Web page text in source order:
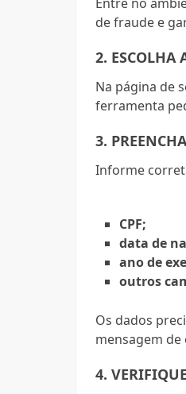
de fraude e
2. ESCOLHA
Na página de
ferramenta
3.
Informe
CPF;
data de
ano de
outros
Os dados
mensagem de
4.